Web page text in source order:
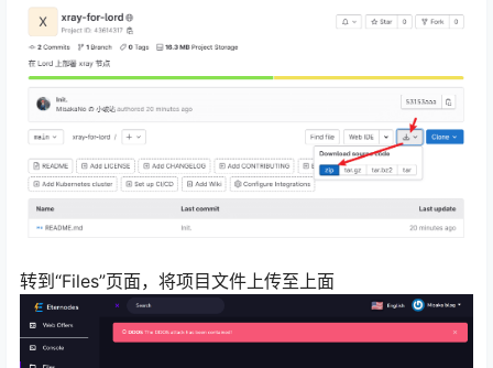
转到“Files”页面，将项目文件上传至上面